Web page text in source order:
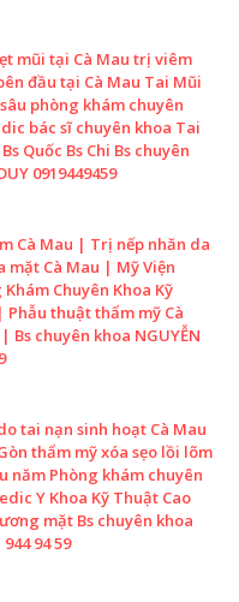
mũi tại Cà Mau trị viêm
đầu tại Cà Mau Tai Mũi
phòng khám chuyên
bác sĩ chuyên khoa Tai
Quốc Bs Chi Bs chuyên
0919449459
Cà Mau | Trị nếp nhăn da
mặt Cà Mau | Mỹ Viện
Chuyên Khoa Kỹ
thuật thẩm mỹ Cà
Bs chuyên khoa NGUYỄN
tai nạn sinh hoạt Cà Mau
thẩm mỹ xóa sẹo lồi lõm
năm Phòng khám chuyên
Y Khoa Kỹ Thuật Cao
mặt Bs chuyên khoa
94 59